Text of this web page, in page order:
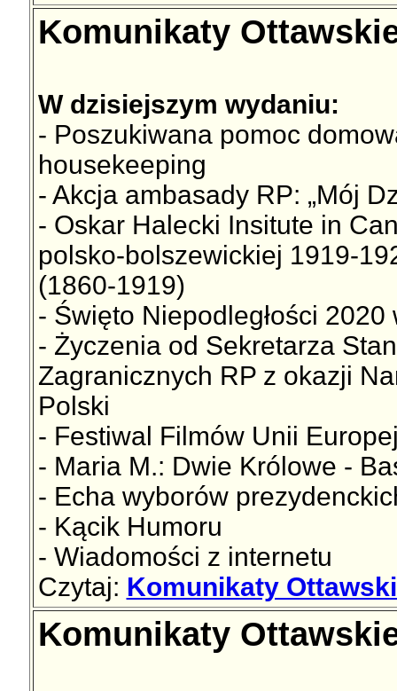
Komunikaty
W dzisiejszym wydaniu:
- Poszukiwana pomoc
housekeeping
- Akcja ambasady RP: „Mój
- Oskar Halecki Insitute in
polsko-bolszewickiej 1919-
(1860-1919)
- Święto Niepodległości 2020
- Życzenia od Sekretarza
Zagranicznych RP z okazji
Polski
- Festiwal Filmów Unii
- Maria M.: Dwie Królowe -
- Echa wyborów
- Kącik Humoru
- Wiadomości z internetu
Czytaj: Komunikaty
Komunikaty